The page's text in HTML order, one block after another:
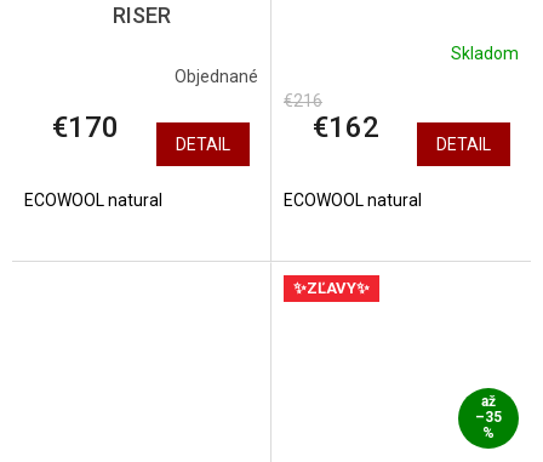
RISER
Objednané
€170 DETAIL
ECOWOOL natural
Skladom
€216
€162 DETAIL
ECOWOOL natural
✨ZĽAVY✨
až
–35
%